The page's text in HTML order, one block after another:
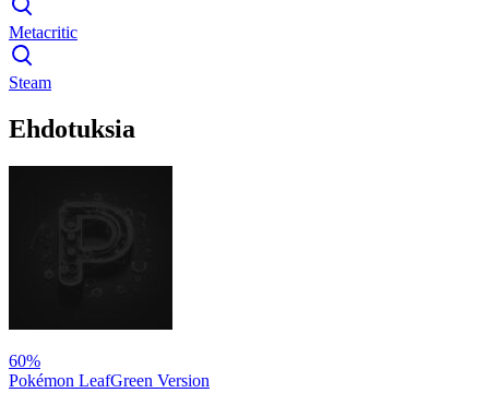
Metacritic
Steam
Ehdotuksia
60%
Pokémon LeafGreen Version